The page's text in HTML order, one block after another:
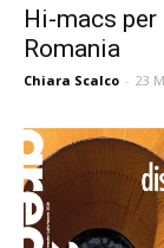
Hi-macs
Romania
Chiara Scalco - 23